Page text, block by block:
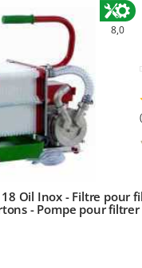
8,0
18 Oil Inox - Filtre pour
- Pompe pour